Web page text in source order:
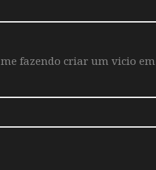
fazendo criar um vicio em